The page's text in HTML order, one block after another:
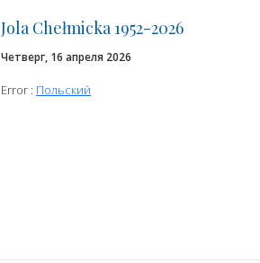
Jola Chełmicka 1952-2026
Четверг, 16 апреля 2026
Error : Польский